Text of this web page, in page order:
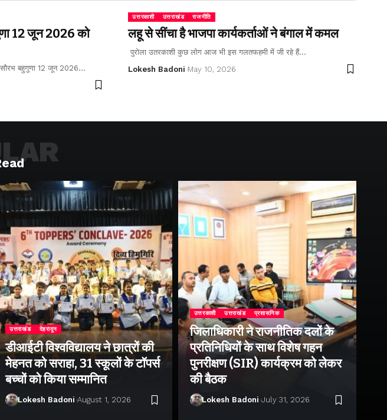
12 जून 2026 को
सौरभ बहुगुणा 12 जून 2026…
उत्तरकाशी उत्तराखंड राजनीति
लहू से सींचा है भाजपा कार्यकर्ताओं ने बंगाल में कमल
पुरोला उतरकाशी कुछ लोग आज भी इस गलतफहमी में जी रहे हैं…
Lokesh Badoni May 10, 2026
उत्तराखंड देहरादून
डीआईटी विश्वविद्यालय ने छात्रों की
मेहनत को सराहा, 31 स्कूलों के टॉपर्स
बच्चों को किया सम्मानित
Lokesh Badoni August 1, 2026
उत्तरकाशी उत्तराखंड प्रशासनिक
जिलाधिकारी ने राजनीतिक दलों के
प्रतिनिधियों के साथ विशेष गहन
पुनरीक्षण (SIR) कार्यक्रम को लेकर
की बैठक
Lokesh Badoni July 31, 2026